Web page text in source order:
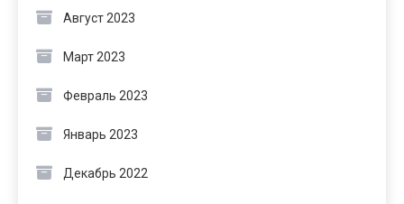
Август 2023
Март 2023
Февраль 2023
Январь 2023
Декабрь 2022